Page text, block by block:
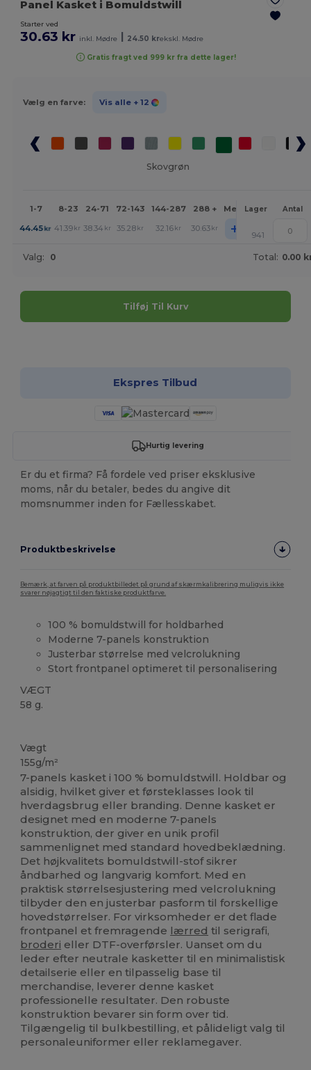
Panel Kasket i Bomuldstwill
Starter ved
30.63 kr inkl. Mødre 24.50 krekskl. Mødre
Gratis fragt ved 999 kr fra dette lager!
Vælg en farve: Vis alle + 12
Skovgrøn
1-7 8-23 24-71 72-143 144-287 288 + MereLager Antal
44.45kr 41.39 kr 38.34 kr 35.28 kr 32.16 kr 30.63 kr + 941
Valg: 0 Total: 0.00
Tilføj Til Kurv
Ekspres Tilbud
Hurtig levering
Er du et firma? Få fordele ved priser eksklusive
moms, når du betaler, bedes du angive dit
momsnummer inden for Fællesskabet.
Produktbeskrivelse
Bemærk, at farven på produktbilledet på grund af skærmkalibrering muligvis ikke
svarer nøjagtigt til den faktiske produktfarve.
100 % bomuldstwill for holdbarhed
Moderne 7-panels konstruktion
Justerbar størrelse med velcrolukning
Stort frontpanel optimeret til personalisering
VÆGT
58 g.
Vægt
155g/m²
7-panels kasket i 100 % bomuldstwill. Holdbar og
alsidig, hvilket giver et førsteklasses look til
hverdagsbrug eller branding. Denne kasket er
designet med en moderne 7-panels
konstruktion, der giver en unik profil
sammenlignet med standard hovedbeklædning.
Det højkvalitets bomuldstwill-stof sikrer
åndbarhed og langvarig komfort. Med en
praktisk størrelsesjustering med velcrolukning
tilbyder den en justerbar pasform til forskellige
hovedstørrelser. For virksomheder er det flade
frontpanel et fremragende lærred til serigrafi,
broderi eller DTF-overførsler. Uanset om du
leder efter neutrale kasketter til en minimalistisk
detailserie eller en tilpasselig base til
merchandise, leverer denne kasket
professionelle resultater. Den robuste
konstruktion bevarer sin form over tid.
Tilgængelig til bulkbestilling, et pålideligt valg til
personaleuniformer eller reklamegaver.